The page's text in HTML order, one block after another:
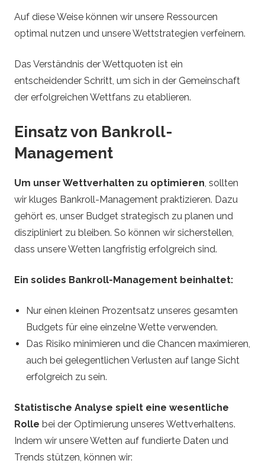
Auf diese Weise können wir unsere Ressourcen
optimal nutzen und unsere Wettstrategien verfeinern.
Das Verständnis der Wettquoten ist ein
entscheidender Schritt, um sich in der Gemeinschaft
der erfolgreichen Wettfans zu etablieren.
Einsatz von Bankroll-
Management
Um unser Wettverhalten zu optimieren, sollten
wir kluges Bankroll-Management praktizieren. Dazu
gehört es, unser Budget strategisch zu planen und
diszipliniert zu bleiben. So können wir sicherstellen,
dass unsere Wetten langfristig erfolgreich sind.
Ein solides Bankroll-Management beinhaltet:
Nur einen kleinen Prozentsatz unseres gesamten
Budgets für eine einzelne Wette verwenden.
Das Risiko minimieren und die Chancen maximieren,
auch bei gelegentlichen Verlusten auf lange Sicht
erfolgreich zu sein.
Statistische Analyse spielt eine wesentliche
Rolle bei der Optimierung unseres Wettverhaltens.
Indem wir unsere Wetten auf fundierte Daten und
Trends stützen, können wir: